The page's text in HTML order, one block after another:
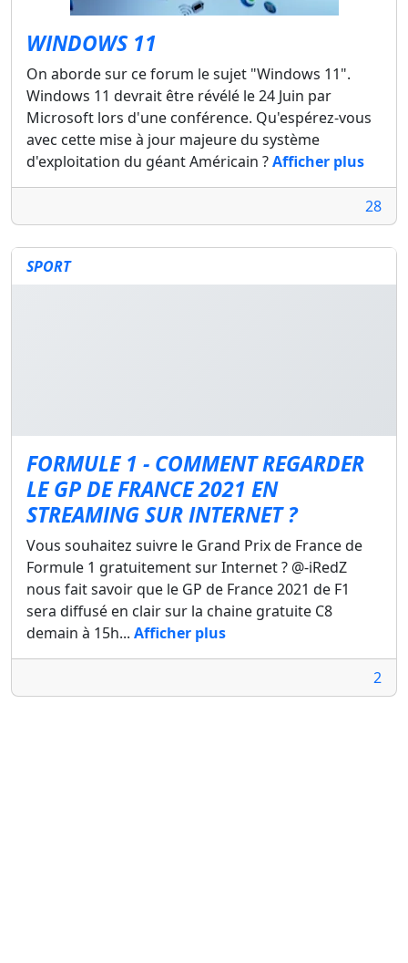
WINDOWS 11
On aborde sur ce forum le sujet "Windows 11".
Windows 11 devrait être révélé le 24 Juin par
Microsoft lors d'une conférence. Qu'espérez-vous
avec cette mise à jour majeure du système
d'exploitation du géant Américain ?Afficher plus
28
SPORT
FORMULE 1 - COMMENT REGARDER
LE GP DE FRANCE 2021 EN
STREAMING SUR INTERNET ?
Vous souhaitez suivre le Grand Prix de France de
Formule 1 gratuitement sur Internet ? @-iRedZ
nous fait savoir que le GP de France 2021 de F1
sera diffusé en clair sur la chaine gratuite C8
demain à 15h... Afficher plus
2